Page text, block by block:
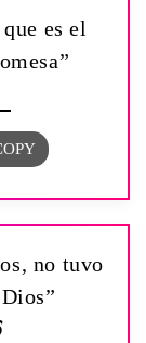
es el
no tuvo